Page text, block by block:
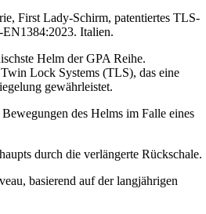
First Lady-Schirm, patentiertes TLS-
Italien.
Helm der GPA Reihe.
Lock Systems (TLS), das eine
gewährleistet.
des Helms im Falle eines
durch die verlängerte Rückschale.
basierend auf der langjährigen